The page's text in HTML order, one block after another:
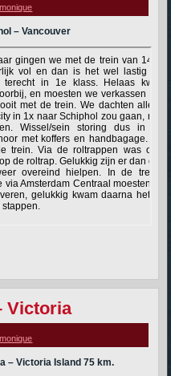
monique
– Vancouver
Victoria
monique
– Victoria Island 75 km.